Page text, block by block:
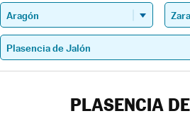
PLASENCIA